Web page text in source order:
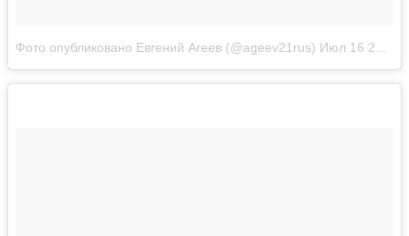
Фото опубликовано Евгений Агеев (@ageev21rus) Июл 16 2016 в 2:37 PDT